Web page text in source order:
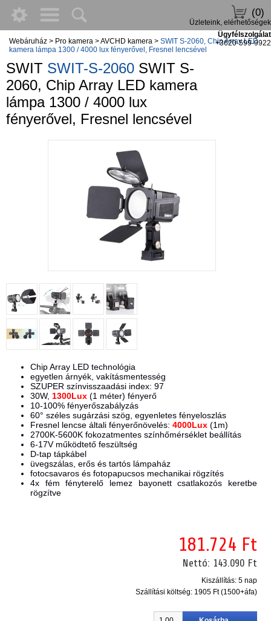
(0)
Üzleteink, elérhetőségek
Ügyfélszolgálat
+3620-599-9922
Webáruház > Pro kamera >AVCHD kamera > SWIT S-2060, Chip Array LED
kamera lámpa 1300 / 4000 lux fényerővel, Fresnel lencsével
SWIT SWIT-S-2060 SWIT S-
2060, Chip Array LED kamera
lámpa 1300 / 4000 lux
fényerővel, Fresnel lencsével
Chip Array LED technológia
egyetlen árnyék, vakításmentesség
SZUPER színvisszaadási index: 97
30W, 1300Lux (1 méter) fényerő
10-100% fényerőszabályzás
60° széles sugárzási szög, egyenletes fényeloszlás
Fresnel lencse általi fényerőnövelés: 4000Lux (1m)
2700K-5600K fokozatmentes színhőmérséklet beállítás
6-17V működtető feszültség
D-tap tápkábel
üvegszálas, erős és tartós lámpaház
fotocsavaros és fotopapucsos mechanikai rögzítés
4x fém fényterelő lemez bayonett csatlakozós keretbe
rögzítve
181.724 Ft
Nettó: 143.090 Ft
Kiszállítás: 5 nap
Szállítási költség: 1905 Ft (1500+áfa)